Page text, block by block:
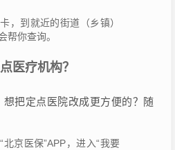
，到就近的街道（乡镇）
帮你查询。
医疗机构？
把定点医院改成更方便的？随
北京医保”APP，进入“我要